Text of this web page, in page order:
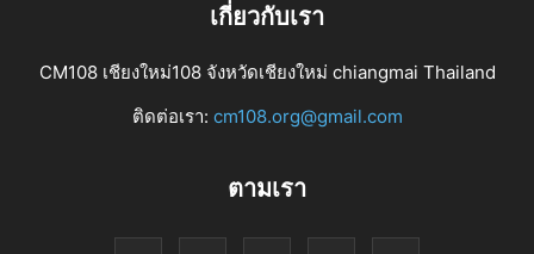
เกี่ยวกับเรา
CM108 เชียงใหม่108 จังหวัดเชียงใหม่ chiangmai Thailand
ติดต่อเรา: cm108.org@gmail.com
ตามเรา